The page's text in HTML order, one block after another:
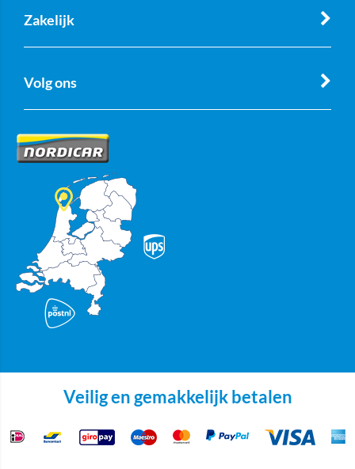
Zakelijk
Volg ons
Veilig en gemakkelijk betalen